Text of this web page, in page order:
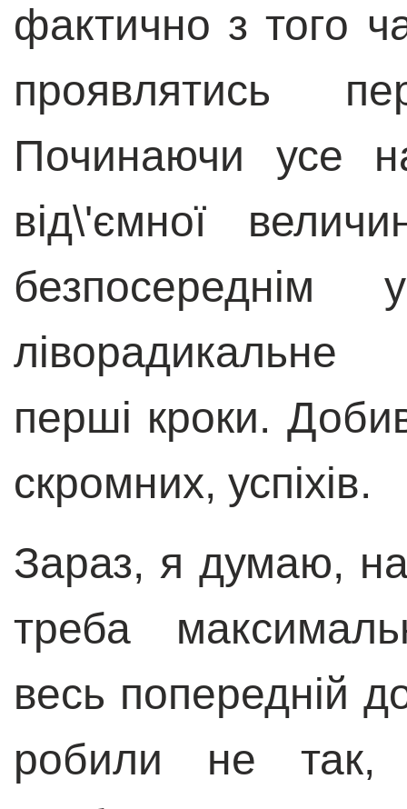
фактично з того
проявлятись
Починаючи усе
від\'ємної
безпосереднім
перші кроки.
скромних, успіхів.
Зараз, я думаю,
треба
весь попередній
робили не так,